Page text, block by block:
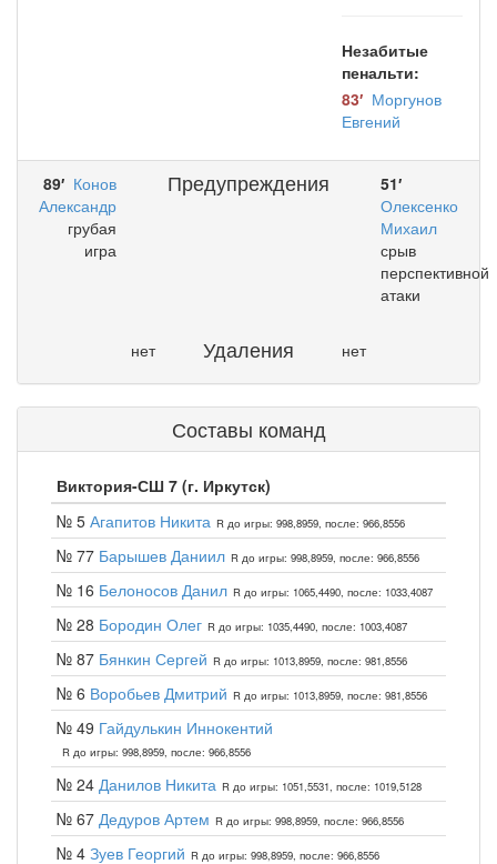
Незабитые
пенальти:
83′ Моргунов
Евгений
89′ Конов
Александр
грубая
игра
Предупреждения
51′
Олексенко
Михаил
срыв
перспективной
атаки
нет Удаления нет
Составы команд
Виктория-СШ 7 (г. Иркутск)
№ 5 Агапитов Никита R до игры: 998,8959, после: 966,8556
№ 77 Барышев Даниил R до игры: 998,8959, после: 966,8556
№ 16 Белоносов Данил R до игры: 1065,4490, после: 1033,4087
№ 28 Бородин Олег R до игры: 1035,4490, после: 1003,4087
№ 87 Бянкин Сергей R до игры: 1013,8959, после: 981,8556
№ 6 Воробьев Дмитрий R до игры: 1013,8959, после: 981,8556
№ 49 Гайдулькин Иннокентий
R до игры: 998,8959, после: 966,8556
№ 24 Данилов Никита R до игры: 1051,5531, после: 1019,5128
№ 67 Дедуров Артем R до игры: 998,8959, после: 966,8556
№ 4 Зуев Георгий R до игры: 998,8959, после: 966,8556